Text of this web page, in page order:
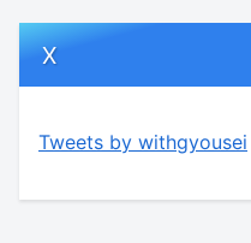
X
Tweets by withgyousei